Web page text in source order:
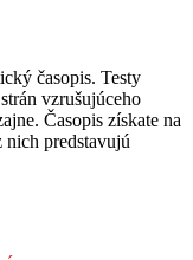
časopis. Testy
vzrušujúceho
Časopis získate na
nich predstavujú